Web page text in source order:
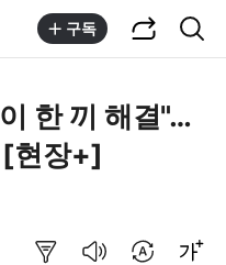
구독
한 끼 해결"…
[현장+]